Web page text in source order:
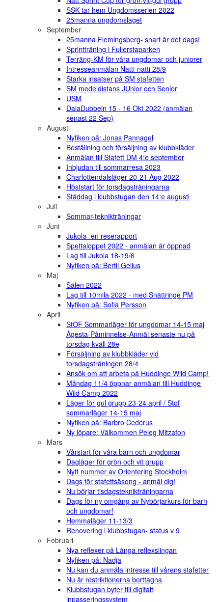
SSK tar hem Ungdomsserien 2022
25manna ungdomslaget
September
25manna Flemingsberg- snart är det dags!
Sprintträning i Fullerstaparken
Terräng-KM för våra ungdomar och juniorer
Intresseanmälan Natti-natti 28/9
Starka insatser på SM stafetten
SM medeldistans JUnior och Senior
USM
DalaDubbeln 15 - 16 Okt 2022 (anmälan
senast 22 Sep)
Augusti
Nyfiken på: Jonas Pannagel
Beställning och försäljning av klubbkläder
Anmälan till Stafett DM 4:e september
Inbjudan till sommarresa 2023
Charlottendalsläger 20-21 Aug 2022
Höststart för torsdagsträningarna
Städdag i klubbstugan den 14:e augusti
Juli
Sommar-teknikträningar
Juni
Jukola- en reserapport
Spettaloppet 2022 - anmälan är öppnad
Lag till Jukola 18-19/6
Nyfiken på: Bertil Gelius
Maj
Sälen 2022
Lag till 10mila 2022 - med Snättringe PM
Nyfiken på: Sofia Persson
April
StOF Sommarläger för ungdomar 14-15 maj
Ågesta-Påminnelse-Anmäl senaste nu på
torsdag kväll 28e
Försäljning av klubbkläder vid
torsdagsträningen 28/4
Ansök om att arbeta på Huddinge Wild Camp!
Måndag 11/4 öppnar anmälan till Huddinge
Wild Camp 2022
Läger för gul grupp 23-24 april / Stof
sommarläger 14-15 maj
Nyfiken på: Barbro Cedérus
Ny löpare: Välkommen Peleg Mitzafon
Mars
Vårstart för våra barn och ungdomar
Dagläger för grön och vit grupp
Nytt nummer av Orientering Stockholm
Dags för stafettsäsong - anmäl dig!
Nu börjar tisdagsteknikträningarna
Dags för ny omgång av Nybörjarkurs för barn
och ungdomar!
Hemmaläger 11-13/3
Renovering i klubbstugan- status v 9
Februari
Nya reflexer på Långa reflexslingan
Nyfiken på: Nadja
Nu kan du anmäla intresse till vårens stafetter
Nu är restriktionerna borttagna
Klubbstugan byter till digitalt
inpasseringssystem